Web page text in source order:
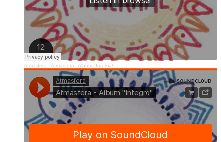
Atmasfera · Atmasfera - Album "Internal"